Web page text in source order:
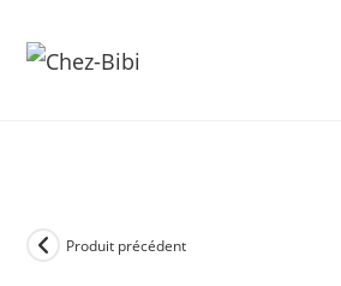
content
Produit précédent